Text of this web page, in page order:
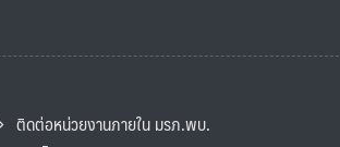
ติดต่อหน่วยงานภายใน มรภ.พบ.